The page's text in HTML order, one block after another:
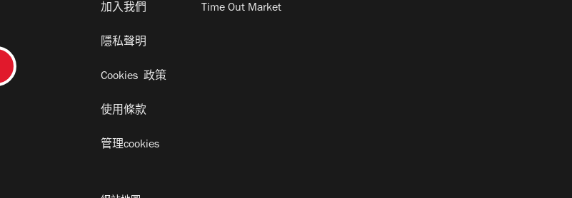
加入我們
隱私聲明
Cookies 政策
使用條款
管理cookies
Time Out Market